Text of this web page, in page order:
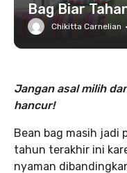
Bag Biar
Chikitta Carnelian ·
Jangan asal milih
hancur!
Bean bag masih jadi
tahun terakhir ini
nyaman